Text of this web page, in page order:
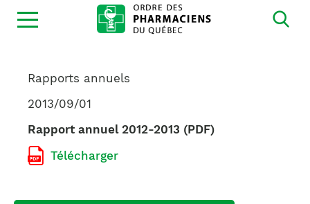
Ouvrir
la
Rapports annuels
2013/09/01
Rapport annuel 2012-2013 (PDF)
Télécharger